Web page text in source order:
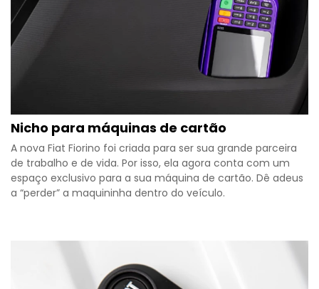
Nicho para máquinas de cartão
A nova Fiat Fiorino foi criada para ser sua grande parceira
de trabalho e de vida. Por isso, ela agora conta com um
espaço exclusivo para a sua máquina de cartão. Dê adeus
a “perder” a maquininha dentro do veículo.